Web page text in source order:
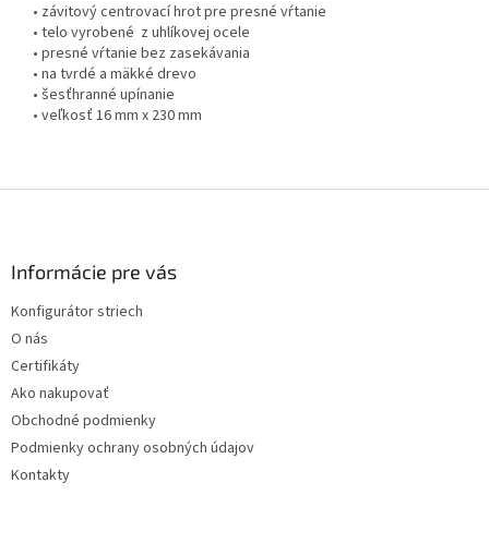
• závitový centrovací hrot pre presné vŕtanie
• telo vyrobené z uhlíkovej ocele
• presné vŕtanie bez zasekávania
• na tvrdé a mäkké drevo
• šesťhranné upínanie
• veľkosť 16 mm x 230 mm
Informácie pre vás
Konfigurátor striech
O nás
Certifikáty
Ako nakupovať
Obchodné podmienky
Podmienky ochrany osobných údajov
Kontakty